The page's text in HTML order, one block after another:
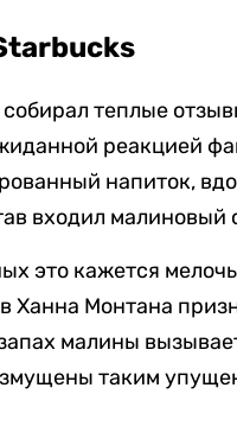
теплые
реакцией
напиток,
входил малиновый
это кажется
Ханна Монтана
малины
таким